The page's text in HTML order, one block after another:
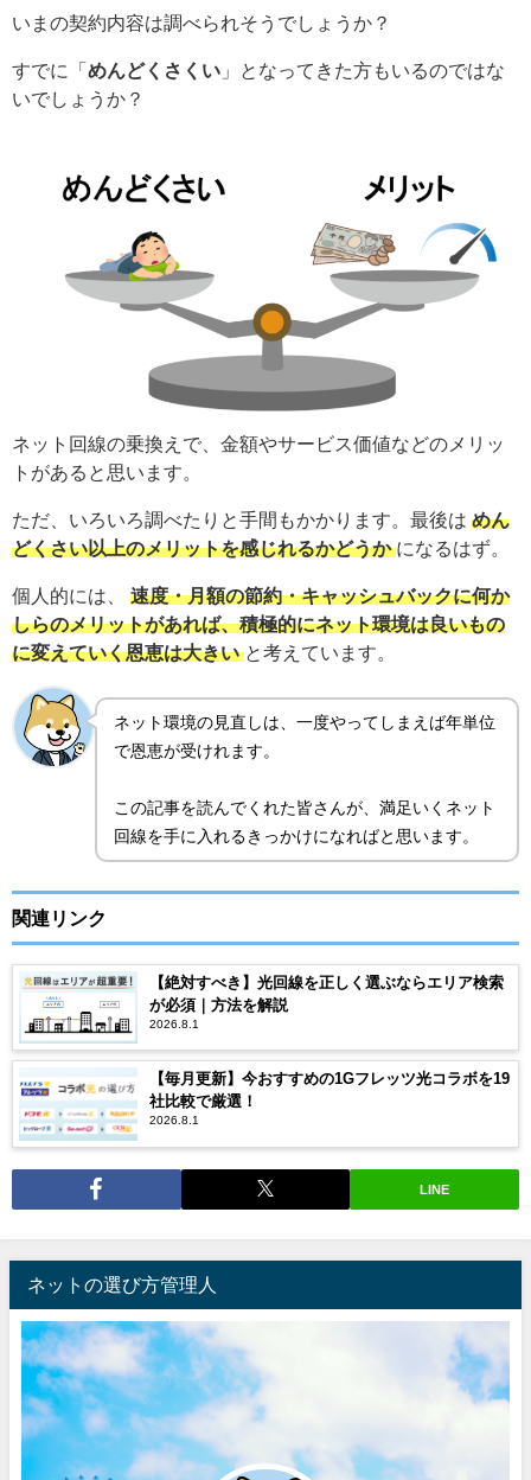
いまの契約内容は調べられそうでしょうか？
すでに「 めんどくさくい 」となってきた方もいるのではな
いでしょうか？
ネット回線の乗換えで、金額やサービス価値などのメリッ
トがあると思います。
ただ、いろいろ調べたりと手間もかかります。最後は めん
どくさい以上のメリットを感じれるかどうか になるはず。
個人的には、 速度・月額の節約・キャッシュバックに何か
しらのメリットがあれば、積極的にネット環境は良いもの
に変えていく恩恵は大きい と考えています。
ネット環境の見直しは、一度やってしまえば年単位
で恩恵が受けれます。
この記事を読んでくれた皆さんが、満足いくネット
回線を手に入れるきっかけになればと思います。
関連リンク
【絶対すべき】光回線を正しく選ぶならエリア検索
が必須｜方法を解説
2026.8.1
【毎月更新】今おすすめの1Gフレッツ光コラボを19
社比較で厳選！
2026.8.1
LINE
ネットの選び方管理人